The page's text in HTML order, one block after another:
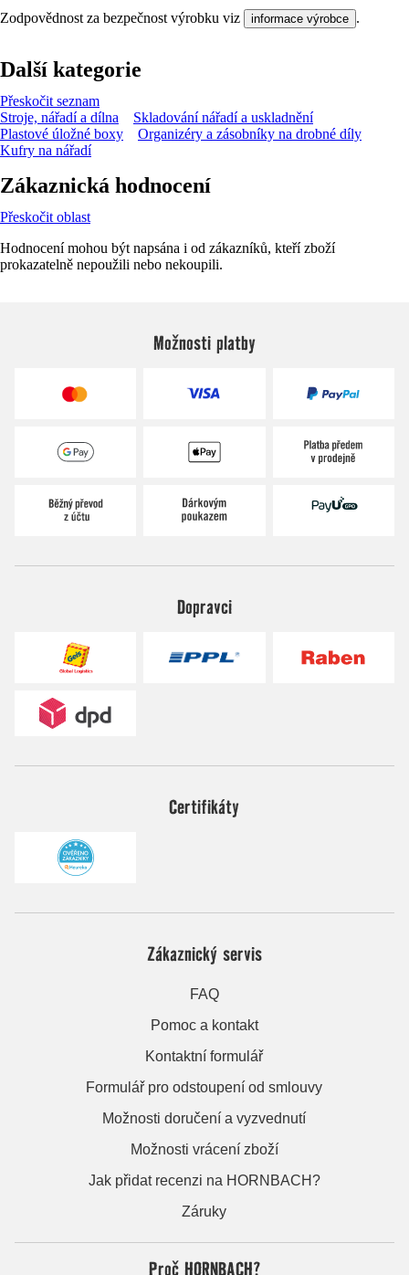
Zodpovědnost za bezpečnost výrobku viz informace výrobce .
Další kategorie
Přeskočit seznam
Stroje, nářadí a dílna
Skladování nářadí a uskladnění
Plastové úložné boxy
Organizéry a zásobníky na drobné díly
Kufry na nářadí
Zákaznická hodnocení
Přeskočit oblast
Hodnocení mohou být napsána i od zákazníků, kteří zboží
prokazatelně nepoužili nebo nekoupili.
Možnosti platby
Dopravci
Certifikáty
Zákaznický servis
FAQ
Pomoc a kontakt
Kontaktní formulář
Formulář pro odstoupení od smlouvy
Možnosti doručení a vyzvednutí
Možnosti vrácení zboží
Jak přidat recenzi na HORNBACH?
Záruky
Proč HORNBACH?